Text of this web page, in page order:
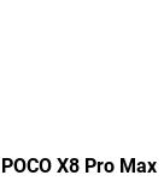
X8 Pro Max